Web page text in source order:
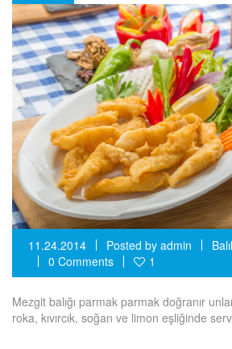
11.24.2014 Posted by admin
0 Comments
1
Mezgit balığı parmak parmak doğranır
roka, kıvırcık, soğan ve limon eşliğinde